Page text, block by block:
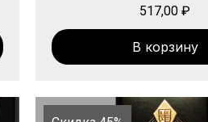
517,00 ₽
В корзину